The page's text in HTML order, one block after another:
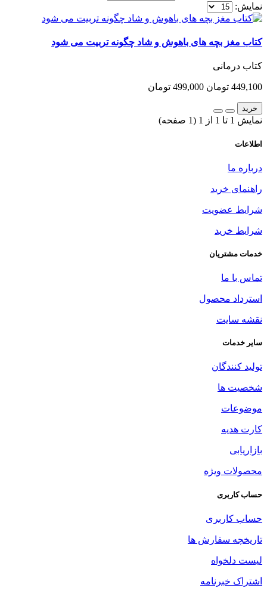
نمایش:
کتاب مغز بچه های باهوش و شاد چگونه تربیت می شود
کتاب درمانی
449,100 تومان 499,000 تومان
خرید
نمایش 1 تا 1 از 1 (1 صفحه)
اطلاعات
درباره ما
راهنمای خرید
شرایط عضویت
شرایط خرید
خدمات مشتریان
تماس با ما
استرداد محصول
نقشه سایت
سایر خدمات
تولید کنندگان
شخصیت ها
موضوعات
کارت هدیه
بازاریابی
محصولات ویژه
حساب کاربری
حساب کاربری
تاریخچه سفارش ها
لیست دلخواه
اشتراک خبرنامه